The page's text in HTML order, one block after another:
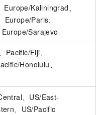
Kaliningrad、
Paris、
Sarajevo
Pacific/Fiji、
Honolulu、
、US/East-
、US/Pacific